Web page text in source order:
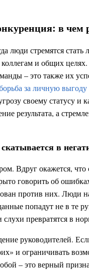
в чем
люди стремятся
и общих
– это также их
за личную выгоду
своему статусу и
результата, а
в
Вдруг окажется,
говорить об
против них. Люди
попадут не в те
превратятся в
руководителей.
и ограничивать
– это верный